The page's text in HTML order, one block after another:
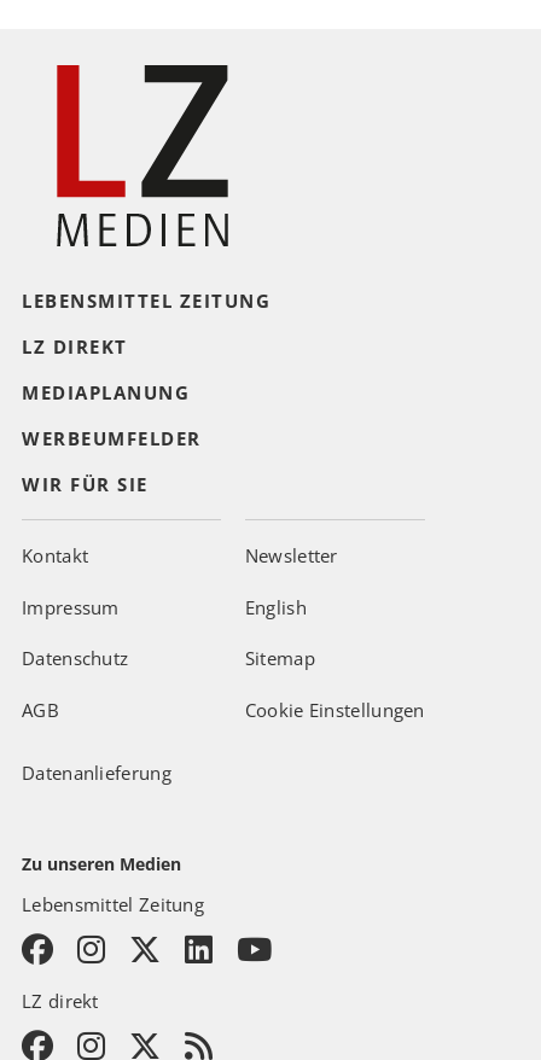
LEBENSMITTEL ZEITUNG
LZ DIREKT
MEDIAPLANUNG
WERBEUMFELDER
WIR FÜR SIE
Kontakt
Impressum
Datenschutz
AGB
Newsletter
English
Sitemap
Cookie Einstellungen
Datenanlieferung
Zu unseren Medien
Lebensmittel Zeitung
LZ direkt